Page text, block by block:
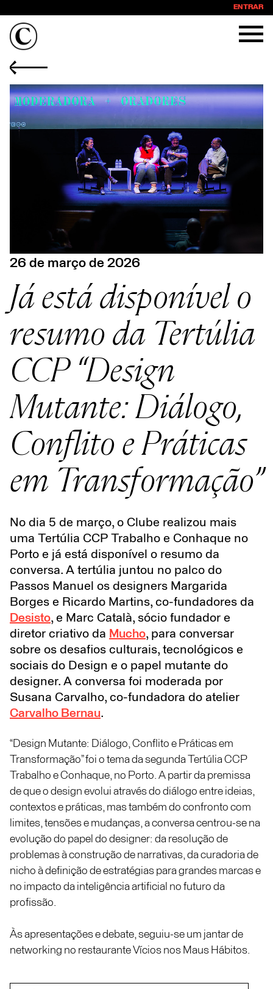
ENTRAR
26 de março de 2026
Já está disponível o
resumo da Tertúlia
CCP “Design
Mutante: Diálogo,
Conflito e Práticas
em Transformação”
No dia 5 de março, o Clube realizou mais
uma Tertúlia CCP Trabalho e Conhaque no
Porto e já está disponível o resumo da
conversa. A tertúlia juntou no palco do
Passos Manuel os designers Margarida
Borges e Ricardo Martins, co-fundadores da
Desisto, e Marc Català, sócio fundador e
diretor criativo da Mucho, para conversar
sobre os desafios culturais, tecnológicos e
sociais do Design e o papel mutante do
designer. A conversa foi moderada por
Susana Carvalho, co-fundadora do atelier
Carvalho Bernau.
“Design Mutante: Diálogo, Conflito e Práticas em
Transformação” foi o tema da segunda Tertúlia CCP
Trabalho e Conhaque, no Porto. A partir da premissa
de que o design evolui através do diálogo entre ideias,
contextos e práticas, mas também do confronto com
limites, tensões e mudanças, a conversa centrou-se na
evolução do papel do designer: da resolução de
problemas à construção de narrativas, da curadoria de
nicho à definição de estratégias para grandes marcas e
no impacto da inteligência artificial no futuro da
profissão.
Às apresentações e debate, seguiu-se um jantar de
networking no restaurante Vícios nos Maus Hábitos.